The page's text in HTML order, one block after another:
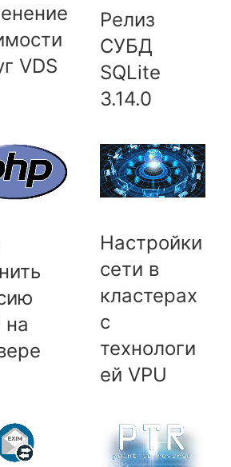
VDS
Релиз
СУБД
SQLite
3.14.0
на
Настройки
сети в
кластерах
с
технологи
ей VPU